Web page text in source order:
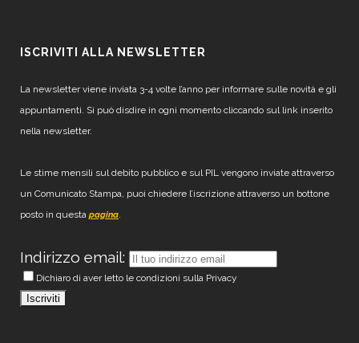
ISCRIVITI ALLA NEWSLETTER
La newsletter viene inviata 3-4 volte l’anno per informare sulle novità e gli
appuntamenti. Si può disdire in ogni momento cliccando sul link inserito
nella newsletter.
Le stime mensili sul debito pubblico e sul PIL vengono inviate attraverso
un Comunicato Stampa, puoi chiedere l’iscrizione attraverso un bottone
posto in questa pagina.
Indirizzo email:
Dichiaro di aver letto le condizioni sulla Privacy